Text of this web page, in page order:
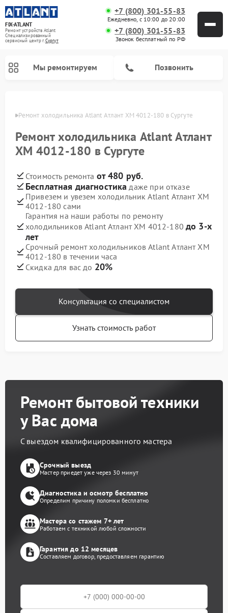
FIX-ATLANT
Ремонт устройств Atlant
Специализированный
cервисный центр г.Сургут
+7 (800) 301-55-83
Ежедневно, с 10:00 до 20:00
+7 (800) 301-55-83
Звонок бесплатный по РФ
Мы ремонтируем Позвонить
Ремонт холодильника Atlant Атлант XM 4012-180 в Сургуте
Ремонт холодильника Atlant Атлант
XM 4012-180 в Сургуте
Стоимость ремонта от 480 руб.
Бесплатная диагностика даже при отказе
Привезем и увезем холодильник Atlant Атлант XM
4012-180 сами
Гарантия на наши работы по ремонту
холодильников Atlant Атлант XM 4012-180 до 3-х
лет
Срочный ремонт холодильников Atlant Атлант XM
4012-180 в течении часа
Скидка для вас до 20%
Консультация со специалистом
Узнать стоимость работ
Ремонт бытовой техники
у Вас дома
С выездом квалифицированного мастера
Срочный выезд
Мастер приедет уже через 30 минут
Диагностика и осмотр бесплатно
Определим причину поломки бесплатно
Мастера со стажем 7+ лет
Работаем с техникой любой сложности
Гарантия до 12 месяцев
Составляем договор, предоставляем гарантию